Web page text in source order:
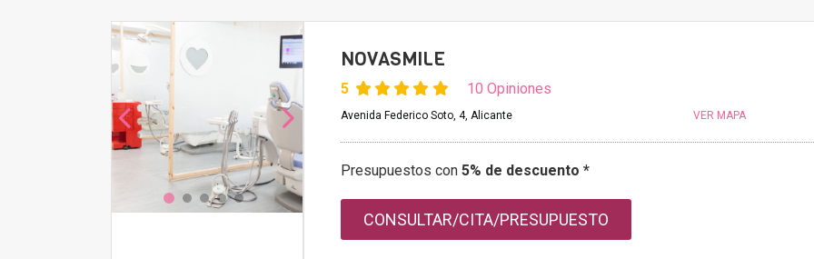
NOVASMILE
5 10 Opiniones
Avenida Federico Soto, 4, Alicante VER MAPA
Presupuestos con 5% de descuento *
CONSULTAR/CITA/PRESUPUESTO